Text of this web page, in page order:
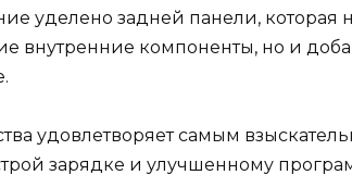
уделено задней панели, которая
внутренние компоненты, но и
удовлетворяет самым
зарядке и улучшенному